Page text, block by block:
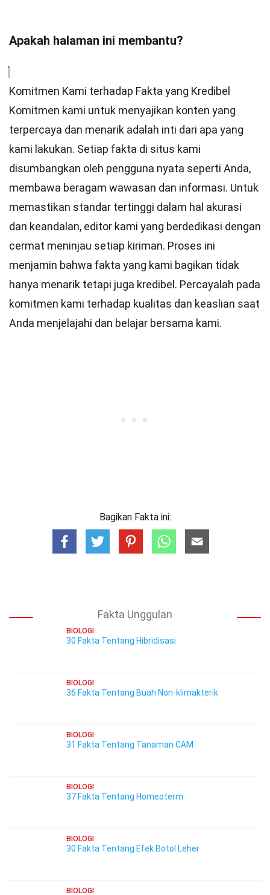
Apakah halaman ini membantu?
Komitmen Kami terhadap Fakta yang Kredibel
Komitmen kami untuk menyajikan konten yang
terpercaya dan menarik adalah inti dari apa yang
kami lakukan. Setiap fakta di situs kami
disumbangkan oleh pengguna nyata seperti Anda,
membawa beragam wawasan dan informasi. Untuk
memastikan standar tertinggi dalam hal akurasi
dan keandalan, editor kami yang berdedikasi dengan
cermat meninjau setiap kiriman. Proses ini
menjamin bahwa fakta yang kami bagikan tidak
hanya menarik tetapi juga kredibel. Percayalah pada
komitmen kami terhadap kualitas dan keaslian saat
Anda menjelajahi dan belajar bersama kami.
Bagikan Fakta ini:
Fakta Unggulan
BIOLOGI
30 Fakta Tentang Hibridisasi
BIOLOGI
36 Fakta Tentang Buah Non-klimakterik
BIOLOGI
31 Fakta Tentang Tanaman CAM
BIOLOGI
37 Fakta Tentang Homeoterm
BIOLOGI
30 Fakta Tentang Efek Botol Leher
BIOLOGI